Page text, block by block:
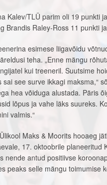
Kalev/TLÜ parim oli 19 punkti
Brandis Raley-Ross 11 punkti
esimese liigavõidu
teha. „Enne mängu
kui treeneril. Suutsime
sai see surve ikkagi maksma,“
hea võiduga alustada. Päris
lõpus ja vahe läks suureks.
valmis.“
Maks & Moorits hooaeg
17. oktoobrile planeeritud
nende antud positiivse
peaks selle mängu toimumise